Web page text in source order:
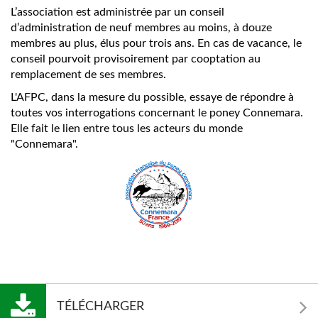
L’association est administrée par un conseil
d’administration de neuf membres au moins, à douze
membres au plus, élus pour trois ans. En cas de vacance, le
conseil pourvoit provisoirement par cooptation au
remplacement de ses membres.
L'AFPC, dans la mesure du possible, essaye de répondre à
toutes vos interrogations concernant le poney Connemara.
Elle fait le lien entre tous les acteurs du monde
"Connemara".
TÉLÉCHARGER